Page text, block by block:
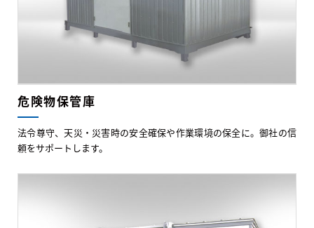
危険物保管庫
法令尊守、天災・災害時の安全確保や作業環境の保全に。御社の信
頼をサポートします。